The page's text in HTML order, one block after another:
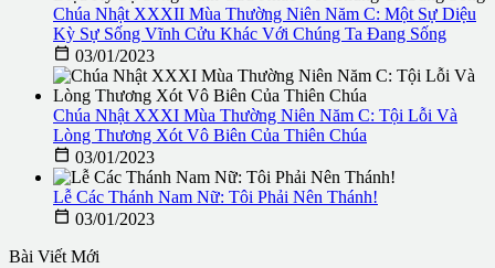
Chúa Nhật XXXII Mùa Thường Niên Năm C: Một Sự Diệu
Kỳ Sự Sống Vĩnh Cửu Khác Với Chúng Ta Đang Sống
 03/01/2023
Chúa Nhật XXXI Mùa Thường Niên Năm C: Tội Lỗi Và
Lòng Thương Xót Vô Biên Của Thiên Chúa
 03/01/2023
Lễ Các Thánh Nam Nữ: Tôi Phải Nên Thánh!
 03/01/2023
Bài Viết Mới